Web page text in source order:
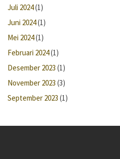
Juli 2024(1)
Juni 2024(1)
Mei 2024(1)
Februari 2024(1)
Desember 2023 (1)
November 2023 (3)
September 2023 (1)